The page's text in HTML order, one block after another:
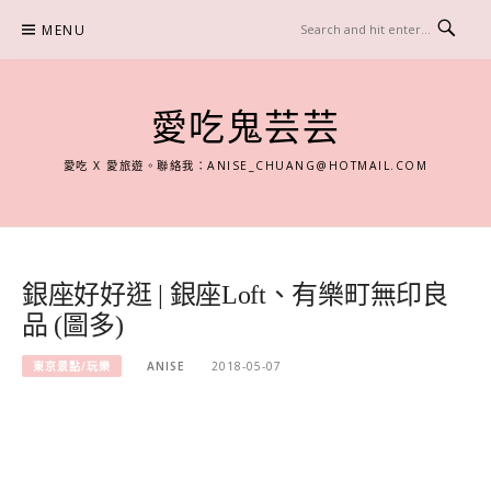
content
MENU
愛吃鬼芸芸
愛吃 X 愛旅遊。聯絡我：ANISE_CHUANG@HOTMAIL.COM
銀座好好逛 | 銀座Loft、有樂町無印良
品 (圖多)
東京景點/玩樂 ANISE 2018-05-07